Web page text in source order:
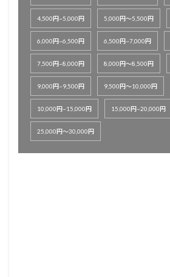
4,500円~5,000円 5,000円～5,500円
6,000円~6,500円 6,500円~7,000円
7,500円~8,000円 8,000円～8,500円
9,000円~9,500円 9,500円～10,000円
10,000円~15,000円 15,000円~20,000円
25,000円～30,000円